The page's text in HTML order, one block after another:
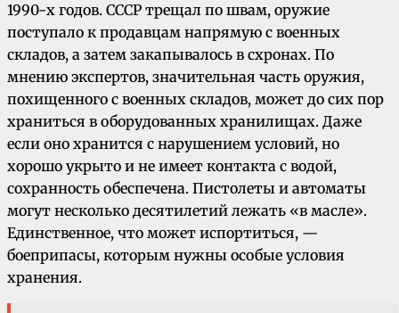
1990-х годов. СССР трещал по швам, оружие
поступало к продавцам напрямую с военных
складов, а затем закапывалось в схронах. По
мнению экспертов, значительная часть оружия,
похищенного с военных складов, может до сих пор
храниться в оборудованных хранилищах. Даже
если оно хранится с нарушением условий, но
хорошо укрыто и не имеет контакта с водой,
сохранность обеспечена. Пистолеты и автоматы
могут несколько десятилетий лежать «в масле».
Единственное, что может испортиться, —
боеприпасы, которым нужны особые условия
хранения.